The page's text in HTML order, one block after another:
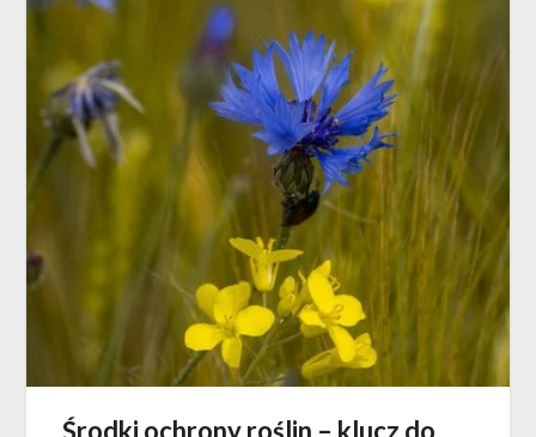
Środki ochrony roślin – klucz do